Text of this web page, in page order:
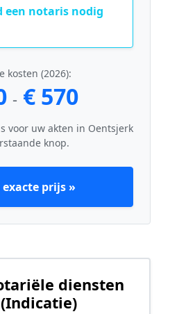
een notaris nodig
kosten (2026):
- € 570
voor uw akten in Oentsjerk
knop.
prijs »
diensten